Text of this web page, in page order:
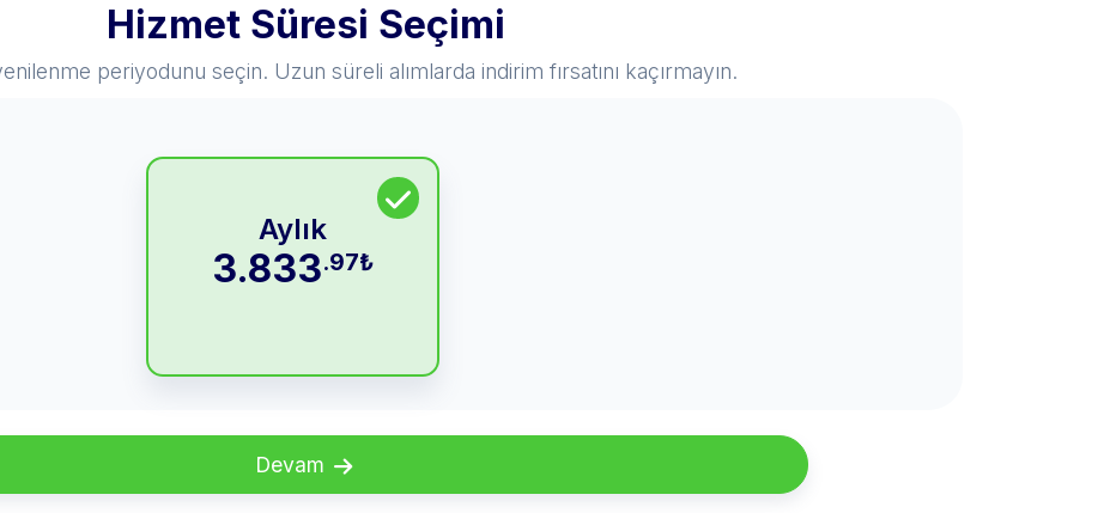
Hizmet Süresi Seçimi
periyodunu seçin. Uzun süreli alımlarda indirim fırsatını kaçırmayın.
Aylık
3.833.97₺
Devam